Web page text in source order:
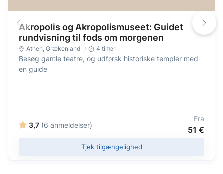
Akropolis og Akropolismuseet: Guidet
rundvisning til fods om morgenen
Athen, Grækenland 4 timer
Besøg gamle teatre, og udforsk historiske templer med
en guide
3,7 (6 anmeldelser)
Fra
51 €
Tjek tilgængelighed